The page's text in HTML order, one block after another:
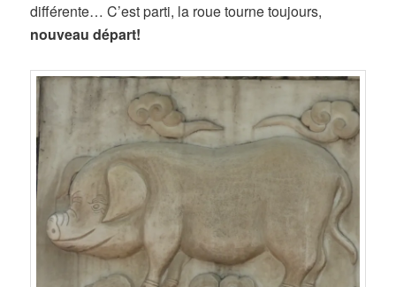
différente… C’est parti, la roue tourne toujours,
nouveau départ!